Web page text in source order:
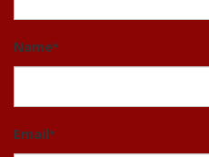
Name*
Email*